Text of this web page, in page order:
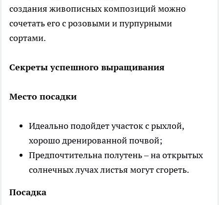
создания живописных композиций можно
сочетать его с розовыми и пурпурными
сортами.
Секреты успешного выращивания
Место посадки
Идеально подойдет участок с рыхлой,
хорошо дренированной почвой;
Предпочтительна полутень – на открытых
солнечных лучах листья могут сгореть.
Посадка